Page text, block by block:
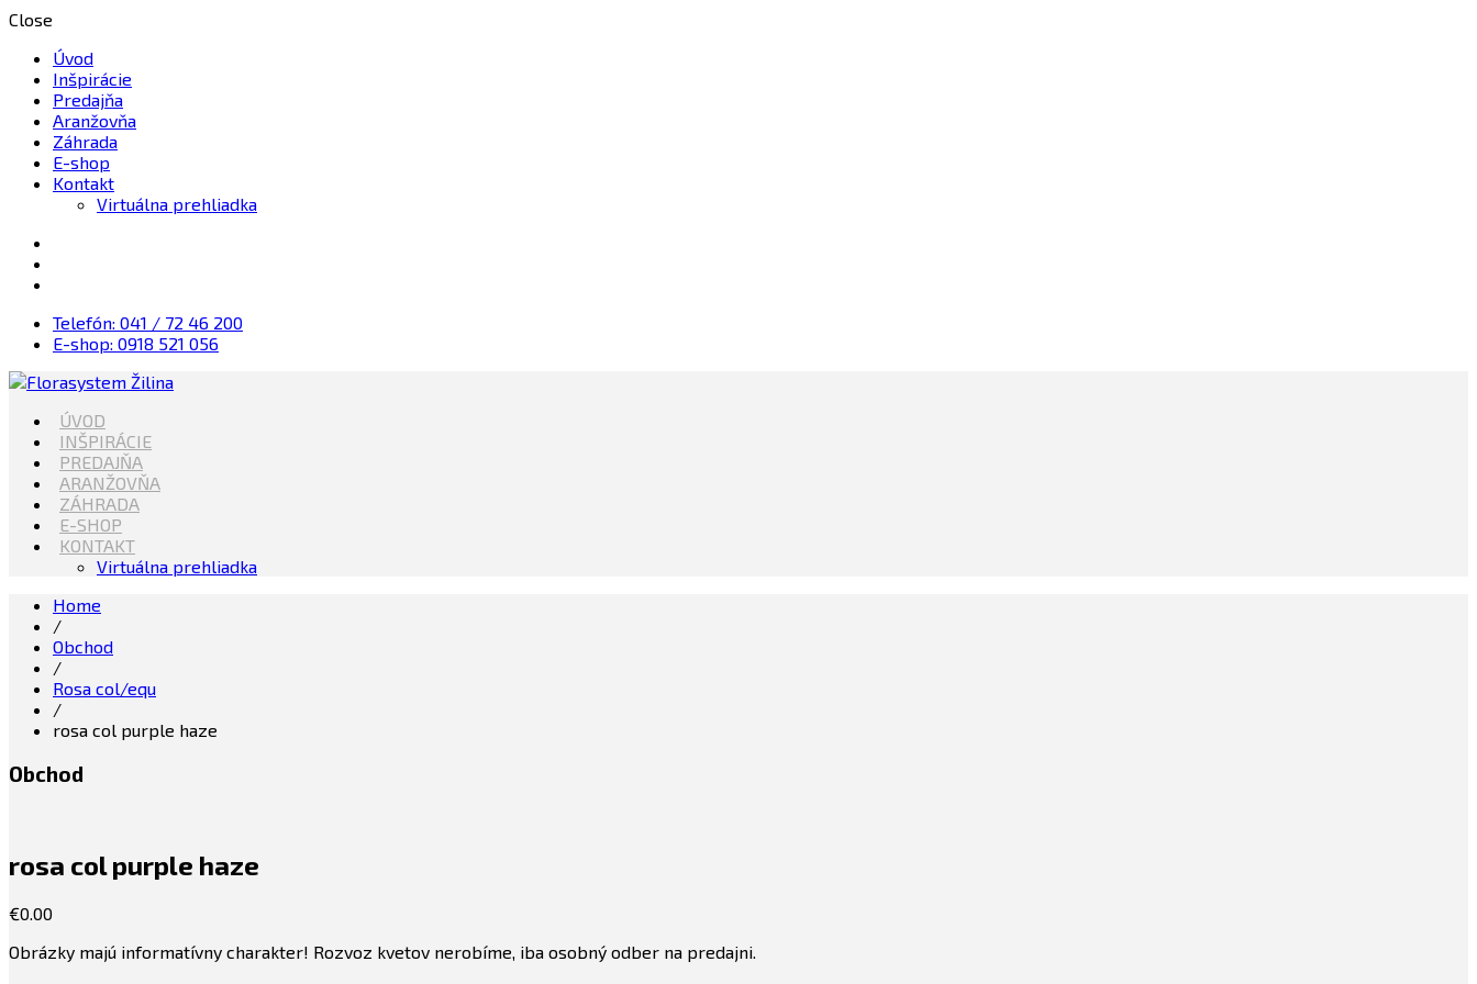
Close
Úvod
Inšpirácie
Predajňa
Aranžovňa
Záhrada
E-shop
Kontakt
Virtuálna prehliadka
Telefón: 041 / 72 46 200
E-shop: 0918 521 056
Florasystem Žilina
Kvety, Sviečky, dekorácie, Záhrada
ÚVOD
INŠPIRÁCIE
PREDAJŇA
ARANŽOVŇA
ZÁHRADA
E-SHOP
KONTAKT
Virtuálna prehliadka
Home
/
Obchod
/
Rosa col/equ
/
rosa col purple haze
Obchod
rosa col purple haze
€0.00
Obrázky majú informatívny charakter! Rozvoz kvetov nerobíme, iba osobný odber na predajni.